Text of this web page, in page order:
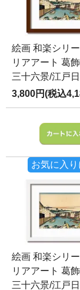
絵画 和楽シリ
リアアート 葛
三十六景/江戸
3,800円(税込
お気に入
絵画 和楽シリ
リアアート 葛
三十六景/江戸